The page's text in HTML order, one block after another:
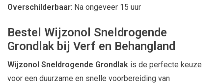
Overschilderbaar: Na ongeveer 15 uur
Bestel Wijzonol Sneldrogende
Grondlak bij Verf en Behangland
Wijzonol Sneldrogende Grondlak is de perfecte keuze
voor een duurzame en snelle voorbereiding van